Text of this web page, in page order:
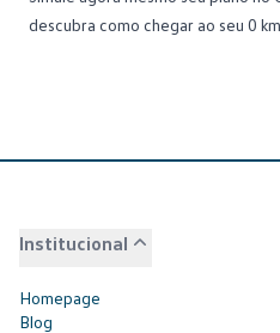
descubra como chegar ao seu 0
Institucional
Homepage
Blog